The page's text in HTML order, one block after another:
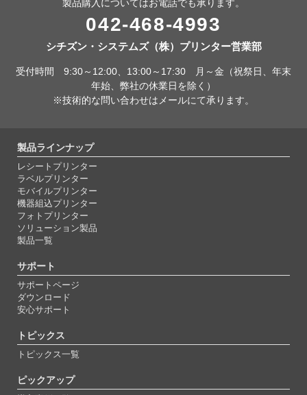
製品購入についてはお電話でも承ります。
042-468-4993
シチズン・システムズ（株）プリンター営業部
受付時間 9:30～12:00、13:00～17:30 月～金（祝祭日、年末
年始、弊社の休業日を除く）
※技術的な問い合わせはメールにて承ります。
製品ラインナップ
レシートプリンター
ラベルプリンター
モバイルプリンター
機器組込プリンター
フォトプリンター
ソリューション製品
製品一覧
サポート
サポートページ
ダウンロード
安心サポート
トピックス
トピックス一覧
ピックアップ